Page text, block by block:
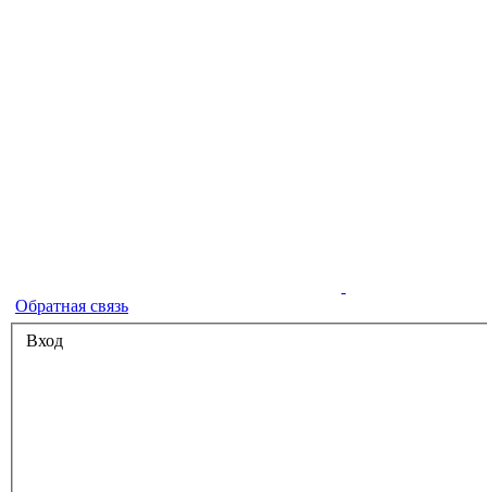
Обратная связь
Вход